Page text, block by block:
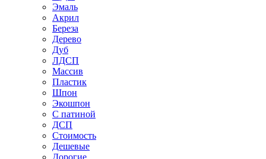
Эмаль
Акрил
Береза
Дерево
Дуб
ЛДСП
Массив
Пластик
Шпон
Экошпон
С патиной
ДСП
Стоимость
Дешевые
Дорогие